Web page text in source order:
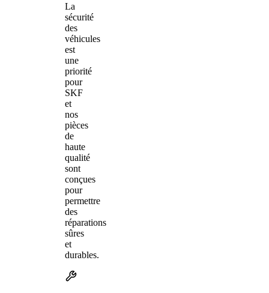
La
sécurité
des
véhicules
est
une
priorité
pour
SKF
et
nos
pièces
de
haute
qualité
sont
conçues
pour
permettre
des
réparations
sûres
et
durables.